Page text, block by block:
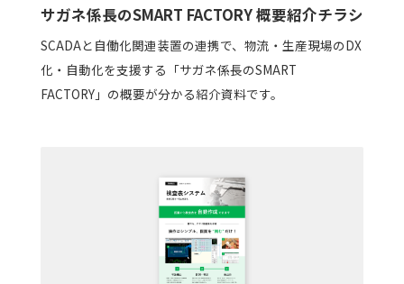
サガネ係長のSMART FACTORY 概要紹介チラシ
SCADAと自働化関連装置の連携で、物流・生産現場のDX
化・自動化を支援する「サガネ係長のSMART
FACTORY」の概要が分かる紹介資料です。